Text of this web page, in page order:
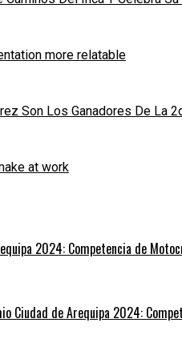
more relatable
Son Los Ganadores De La
at work
2024: Competencia de
Ciudad de Arequipa 2024: